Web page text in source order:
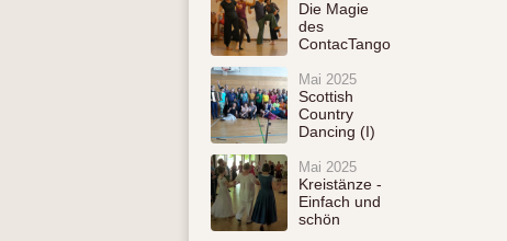
Die Magie
des
ContacTango
Mai 2025
Scottish
Country
Dancing (I)
Mai 2025
Kreistänze -
Einfach und
schön